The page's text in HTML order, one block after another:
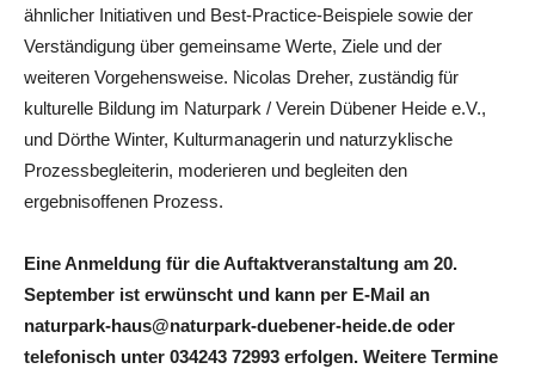
ähnlicher Initiativen und Best-Practice-Beispiele sowie der
Verständigung über gemeinsame Werte, Ziele und der
weiteren Vorgehensweise. Nicolas Dreher, zuständig für
kulturelle Bildung im Naturpark / Verein Dübener Heide e.V.,
und Dörthe Winter, Kulturmanagerin und naturzyklische
Prozessbegleiterin, moderieren und begleiten den
ergebnisoffenen Prozess.
Eine Anmeldung für die Auftaktveranstaltung am 20.
September ist erwünscht und kann per E-Mail an
naturpark-haus@naturpark-duebener-heide.de oder
telefonisch unter 034243 72993 erfolgen. Weitere Termine